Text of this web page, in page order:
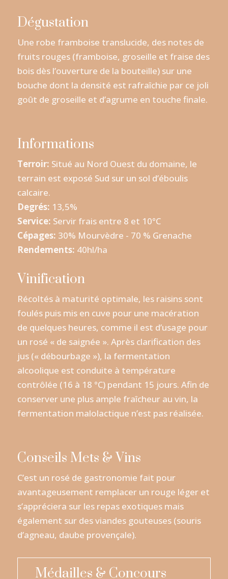
Dégustation
Une robe framboise translucide, des notes de
fruits rouges (framboise, groseille et fraise des
bois dès l’ouverture de la bouteille) sur une
bouche dont la densité est rafraîchie par ce joli
goût de groseille et d’agrume en touche finale.
Informations
Terroir: Situé au Nord Ouest du domaine, le
terrain est exposé Sud sur un sol d’éboulis
calcaire.
Degrés: 13,5%
Service: Servir frais entre 8 et 10°C
Cépages: 30% Mourvèdre - 70 % Grenache
Rendements: 40hl/ha
Vinification
Récoltés à maturité optimale, les raisins sont
foulés puis mis en cuve pour une macération
de quelques heures, comme il est d’usage pour
un rosé « de saignée ». Après clarification des
jus (« débourbage »), la fermentation
alcoolique est conduite à température
contrôlée (16 à 18 °C) pendant 15 jours. Afin de
conserver une plus ample fraîcheur au vin, la
fermentation malolactique n’est pas réalisée.
Conseils Mets & Vins
C’est un rosé de gastronomie fait pour
avantageusement remplacer un rouge léger et
s’appréciera sur les repas exotiques mais
également sur des viandes gouteuses (souris
d’agneau, daube provençale).
Médailles & Concours